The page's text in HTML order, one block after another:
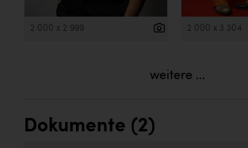
2 000 x 2 999 2 000 x 3 304
weitere ...
Dokumente (2)